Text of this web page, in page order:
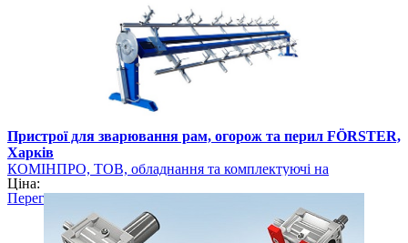
Пристрої для зварювання рам, огорож та перил FÖRSTER,
Харків
КОМІНПРО, ТОВ, обладнання та комплектуючі на
промисловому ринку України
Ціна:
Перегляд